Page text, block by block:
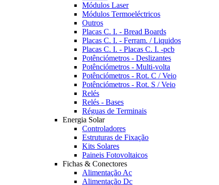
Módulos Laser
Módulos Termoeléctricos
Outros
Placas C. I. - Bread Boards
Placas C. I. - Ferram. / Liquidos
Placas C. I. - Placas C. I. -pcb
Potênciómetros - Deslizantes
Potênciómetros - Multi-volta
Potênciómetros - Rot. C / Veio
Potênciómetros - Rot. S / Veio
Relés
Relés - Bases
Réguas de Terminais
Energia Solar
Controladores
Estruturas de Fixação
Kits Solares
Paineis Fotovoltaicos
Fichas & Conectores
Alimentação Ac
Alimentação Dc